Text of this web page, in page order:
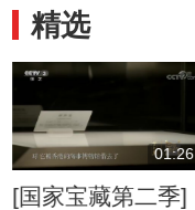
精选
01:26
[国家宝藏第二季]